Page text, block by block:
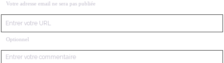
Votre adresse email ne sera pas publiée
Optionnel